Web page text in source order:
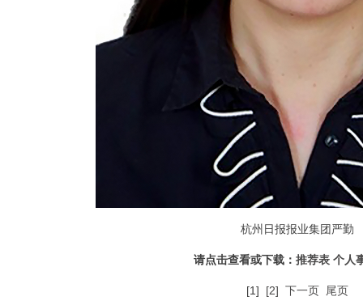
杭州日报报业集团严勤
请点击查看或下载：推荐表 个人
[1] [2] 下一页 尾页